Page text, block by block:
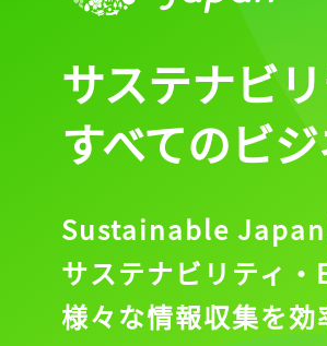
サステナビ
すべてのビ
Sustainable Japan
サステナビリティ・
様々な情報収集を